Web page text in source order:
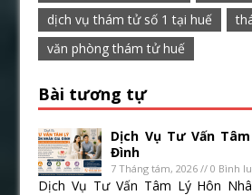
dịch vụ thám tử số 1 tại huế
văn phòng thám tử huế
Bài tương tự
Dịch Vụ Tư Vấn
Đình
7 Tháng tám, 2026 // 0 Bình
Dịch Vụ Tư Vấn Tâm Lý Hôn